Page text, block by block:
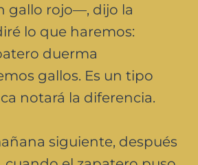
gallo rojo—, dijo la
lo que haremos:
duerma
gallos. Es un tipo
notará la diferencia.
siguiente, después